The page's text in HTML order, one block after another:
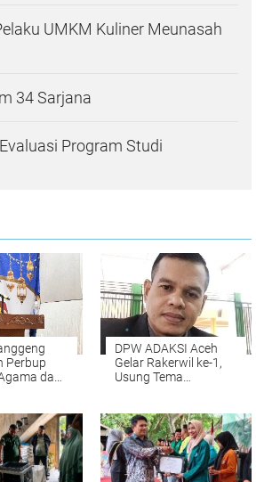
UMKM Kuliner Meunasah
34 Sarjana
Program Studi
Perbup
dan
MTQ
DPW ADAKSI Aceh
Gelar Rakerwil ke-1,
Usung Tema
Organisasi